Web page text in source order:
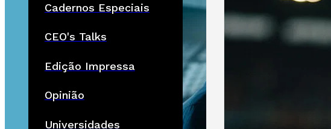
Cadernos Especiais
CEO's Talks
Edição Impressa
Opinião
Universidades